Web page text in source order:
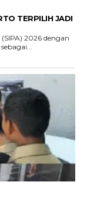
TERPILIH JADI
2026 dengan